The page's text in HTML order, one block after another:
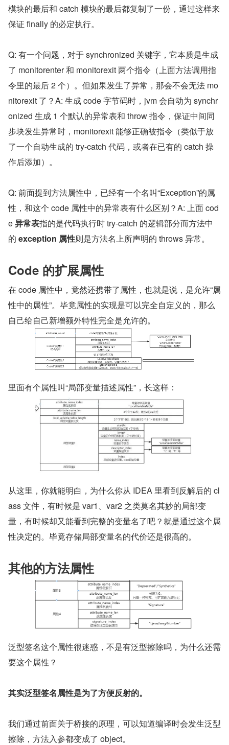
模块的最后和 catch 模块的最后都复制了一份，通过这样来
保证 finally 的必定执行。
Q: 有一个问题，对于 synchronized 关键字，它本质是生成
了 monitorenter 和 monitorexit 两个指令（上面方法调用指
令里的最后 2 个）。但如果发生了异常，那会不会无法 mo
nitorexit 了？A: 生成 code 字节码时，jvm 会自动为 synchr
onized 生成 1 个默认的异常表和 throw 指令，保证中间同
步块发生异常时，monitorexit 能够正确被指令（类似于放
了一个自动生成的 try-catch 代码，或者在已有的 catch 操
作后添加）。
Q: 前面提到方法属性中，已经有一个名叫“Exception”的属
性，和这个 code 属性中的异常表有什么区别？A: 上面 cod
e 异常表指的是代码执行时 try-catch 的逻辑部分而方法中
的 exception 属性则是方法名上所声明的 throws 异常。
Code 的扩展属性
在 code 属性中，竟然还携带了属性，也就是说，是允许“属
性中的属性”。毕竟属性的实现是可以完全自定义的，那么
自己给自己新增额外特性完全是允许的。
里面有个属性叫“局部变量描述属性”，长这样：
从这里，你就能明白，为什么你从 IDEA 里看到反解后的 cl
ass 文件，有时候是 var1、var2 之类莫名其妙的局部变
量，有时候却又能看到完整的变量名了吧？就是通过这个属
性决定的。毕竟存储局部变量名的代价还是很高的。
其他的方法属性
泛型签名这个属性很迷惑，不是有泛型擦除吗，为什么还需
要这个属性？
其实泛型签名属性是为了方便反射的。
我们通过前面关于桥接的原理，可以知道编译时会发生泛型
擦除，方法入参都变成了 object。